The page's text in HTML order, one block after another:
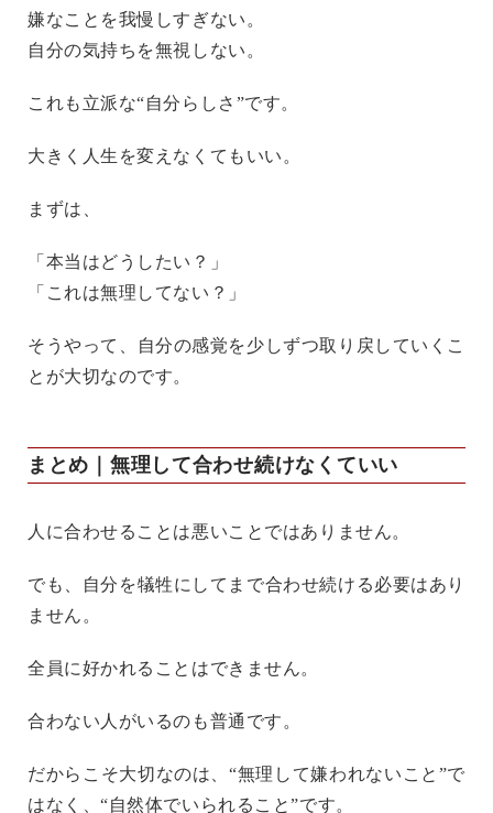
嫌なことを我慢しすぎない。
自分の気持ちを無視しない。
これも立派な“自分らしさ”です。
大きく人生を変えなくてもいい。
まずは、
「本当はどうしたい？」
「これは無理してない？」
そうやって、自分の感覚を少しずつ取り戻していくこ
とが大切なのです。
まとめ｜無理して合わせ続けなくていい
人に合わせることは悪いことではありません。
でも、自分を犠牲にしてまで合わせ続ける必要はあり
ません。
全員に好かれることはできません。
合わない人がいるのも普通です。
だからこそ大切なのは、“無理して嫌われないこと”で
はなく、“自然体でいられること”です。